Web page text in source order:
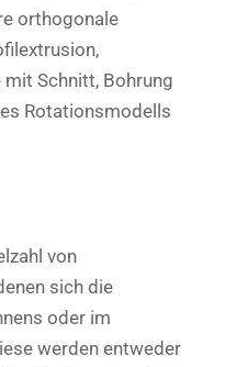
orthogonale
Schnitt, Bohrung
Rotationsmodells
von
sich die
oder im
werden entweder